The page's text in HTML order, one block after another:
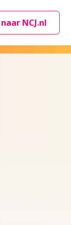
NCJ.nl
stuurt je terug